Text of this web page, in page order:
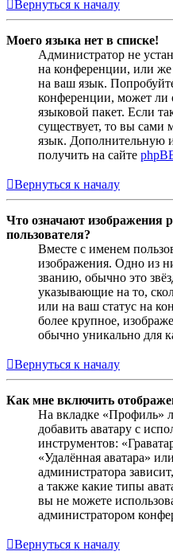
Вернуться к началу
Моего языка нет в списке!
Администратор не
на конференции, или же
на ваш язык.
конференции, может ли
языковой пакет. Если
существует, то вы сами
язык.
получить на сайте
Вернуться к началу
Что означают изображения
пользователя?
Вместе с именем
изображения. Одно из
званию, обычно это
указывающие на то,
или на ваш статус на
более крупное,
обычно уникально для
Вернуться к началу
Как мне включить
На вкладке «Профиль»
добавить аватару с
инструментов:
«Удалённая аватара»
администратора
а также какие типы
вы не можете
администратором
Вернуться к началу